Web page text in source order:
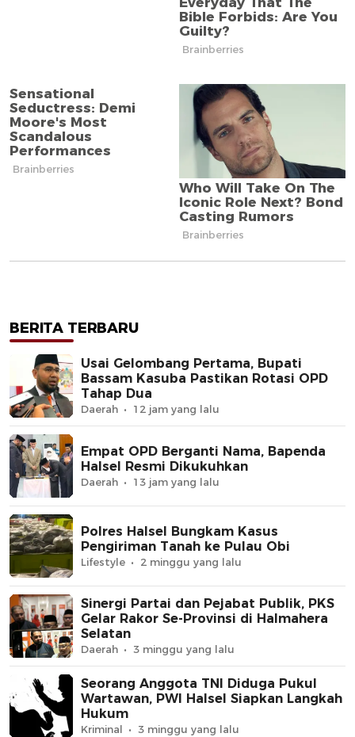
BERITA TERBARU
Usai Gelombang Pertama, Bupati
Bassam Kasuba Pastikan Rotasi OPD
Tahap Dua
Daerah 12 jam yang lalu
Empat OPD Berganti Nama, Bapenda
Halsel Resmi Dikukuhkan
Daerah 13 jam yang lalu
Polres Halsel Bungkam Kasus
Pengiriman Tanah ke Pulau Obi
Lifestyle 2 minggu yang lalu
Sinergi Partai dan Pejabat Publik, PKS
Gelar Rakor Se-Provinsi di Halmahera
Selatan
Daerah 3 minggu yang lalu
Seorang Anggota TNI Diduga Pukul
Wartawan, PWI Halsel Siapkan Langkah
Hukum
Kriminal 3 minggu yang lalu